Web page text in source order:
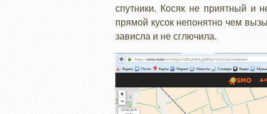
спутники. Косяк не приятный и
прямой кусок непонятно чем
зависла и не сглючила.